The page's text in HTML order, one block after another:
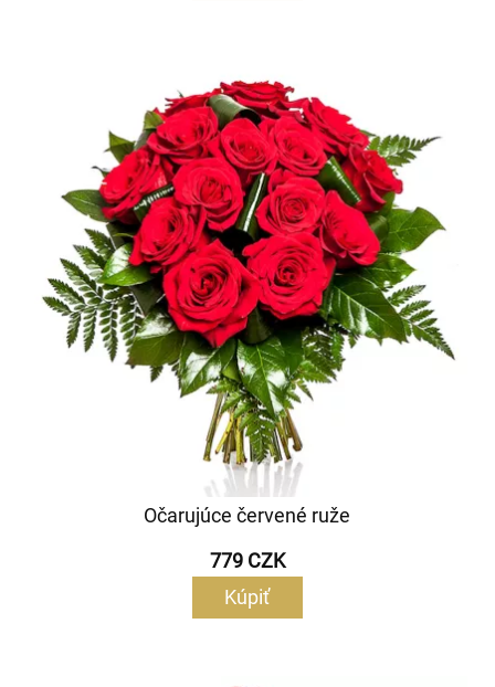
Očarujúce červené ruže
779 CZK
Kúpiť